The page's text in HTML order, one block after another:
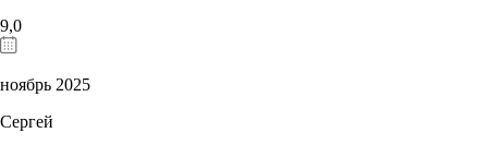
9,0
ноябрь 2025
Сергей